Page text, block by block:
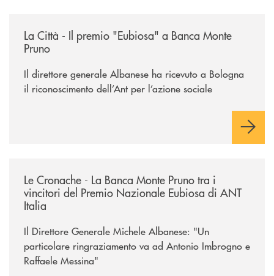
La Città - Il premio "Eubiosa" a Banca Monte
Pruno
Il direttore generale Albanese ha ricevuto a Bologna
il riconoscimento dell’Ant per l’azione sociale
Le Cronache - La Banca Monte Pruno tra i
vincitori del Premio Nazionale Eubiosa di ANT
Italia
Il Direttore Generale Michele Albanese: "Un
particolare ringraziamento va ad Antonio Imbrogno e
Raffaele Messina"